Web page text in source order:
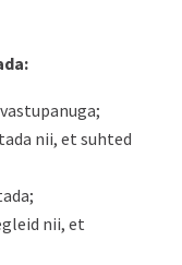
nii, et suhted
nii, et